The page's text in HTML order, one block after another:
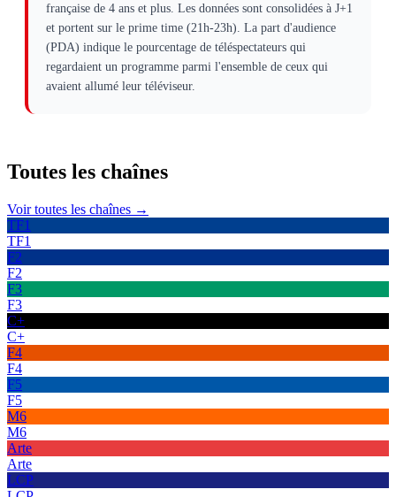
française de 4 ans et plus. Les données sont consolidées à J+1
et portent sur le prime time (21h-23h). La part d'audience
(PDA) indique le pourcentage de téléspectateurs qui
regardaient un programme parmi l'ensemble de ceux qui
avaient allumé leur téléviseur.
Toutes les chaînes
Voir toutes les chaînes →
TF1
TF1
F2
F2
F3
F3
C+
C+
F4
F4
F5
F5
M6
M6
Arte
Arte
LCP